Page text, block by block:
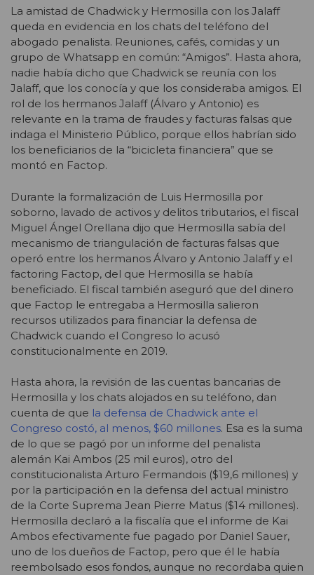
La amistad de Chadwick y Hermosilla con los Jalaff
queda en evidencia en los chats del teléfono del
abogado penalista. Reuniones, cafés, comidas y un
grupo de Whatsapp en común: “Amigos”. Hasta ahora,
nadie había dicho que Chadwick se reunía con los
Jalaff, que los conocía y que los consideraba amigos. El
rol de los hermanos Jalaff (Álvaro y Antonio) es
relevante en la trama de fraudes y facturas falsas que
indaga el Ministerio Público, porque ellos habrían sido
los beneficiarios de la “bicicleta financiera” que se
montó en Factop.
Durante la formalización de Luis Hermosilla por
soborno, lavado de activos y delitos tributarios, el fiscal
Miguel Ángel Orellana dijo que Hermosilla sabía del
mecanismo de triangulación de facturas falsas que
operó entre los hermanos Álvaro y Antonio Jalaff y el
factoring Factop, del que Hermosilla se había
beneficiado. El fiscal también aseguró que del dinero
que Factop le entregaba a Hermosilla salieron
recursos utilizados para financiar la defensa de
Chadwick cuando el Congreso lo acusó
constitucionalmente en 2019.
Hasta ahora, la revisión de las cuentas bancarias de
Hermosilla y los chats alojados en su teléfono, dan
cuenta de que la defensa de Chadwick ante el
Congreso costó, al menos, $60 millones. Esa es la suma
de lo que se pagó por un informe del penalista
alemán Kai Ambos (25 mil euros), otro del
constitucionalista Arturo Fermandois ($19,6 millones) y
por la participación en la defensa del actual ministro
de la Corte Suprema Jean Pierre Matus ($14 millones).
Hermosilla declaró a la fiscalía que el informe de Kai
Ambos efectivamente fue pagado por Daniel Sauer,
uno de los dueños de Factop, pero que él le había
reembolsado esos fondos, aunque no recordaba quien